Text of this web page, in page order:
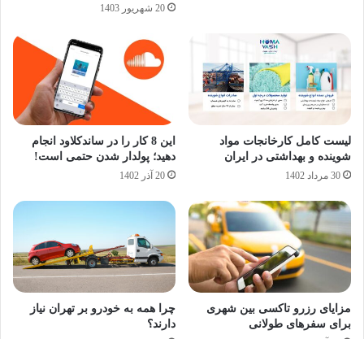
20 شهریور 1403
لیست کامل کارخانجات مواد
شوینده و بهداشتی در ایران
30 مرداد 1402
این 8 کار را در ساندکلاود انجام
دهید؛ پولدار شدن حتمی است!
20 آذر 1402
مزایای رزرو تاکسی بین ‌شهری
برای سفرهای طولانی
چرا همه به خودرو بر تهران نیاز
دارند؟